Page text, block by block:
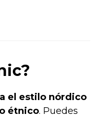
el estilo nórdico
étnico. Puedes